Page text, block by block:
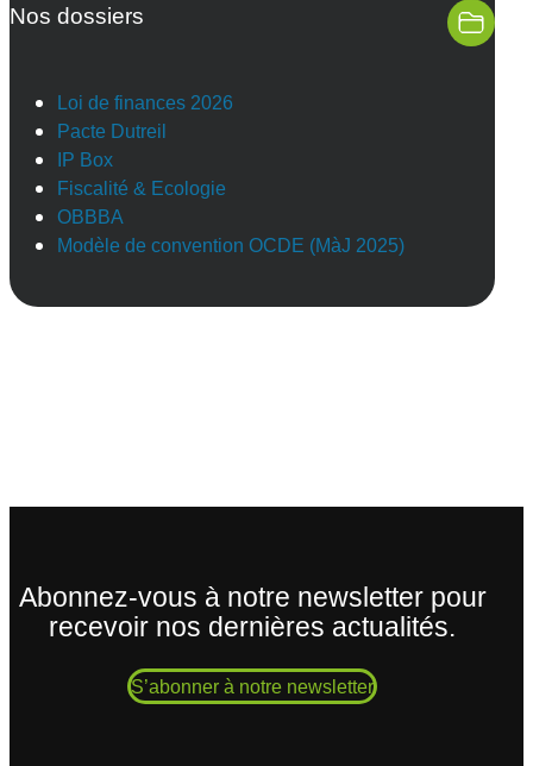
Nos dossiers
Loi de finances 2026
Pacte Dutreil
IP Box
Fiscalité & Ecologie
OBBBA
Modèle de convention OCDE (MàJ 2025)
Abonnez-vous à notre newsletter pour
recevoir nos dernières actualités.
S’abonner à notre newsletter